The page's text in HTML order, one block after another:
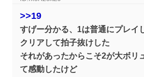
>>19
すげー分かる、1は普通にプレイ
クリアして拍子抜けした
それがあったからこそ2が大ボリ
て感動したけど